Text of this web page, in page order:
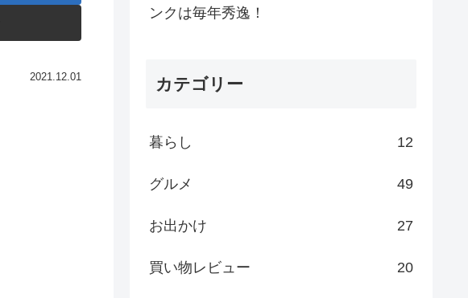
2021.12.01
ンクは毎年秀逸！
カテゴリー
暮らし 12
グルメ 49
お出かけ 27
買い物レビュー 20